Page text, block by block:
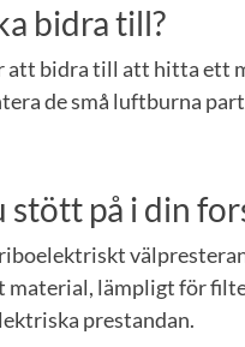
bidra till?
att bidra till att hitta
de små luftburna
på i din
lämpligt för
prestandan.